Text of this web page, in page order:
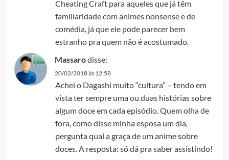
Cheating Craft para aqueles que já têm
familiaridade com animes nonsense e de
comédia, já que ele pode parecer bem
estranho pra quem não é acostumado.
Massarodisse:
20/02/2018 às 12:58
Achei o Dagashi muito “cultura” – tendo em
vista ter sempre uma ou duas histórias sobre
algum doce em cada episódio. Quem olha de
fora, como disse minha esposa um dia,
pergunta qual a graça de um anime sobre
doces. A resposta: só dá pra saber assistindo!